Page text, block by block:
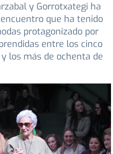
y Gorrotxategi ha
que ha tenido
protagonizado por
entre los cinco
los más de ochenta de